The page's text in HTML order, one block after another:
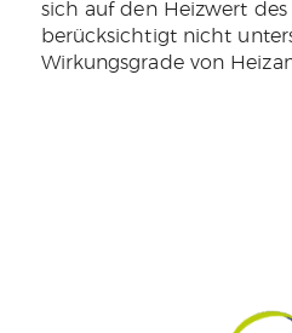
sich auf den Heizwert
berücksichtigt nicht
Wirkungsgrade von